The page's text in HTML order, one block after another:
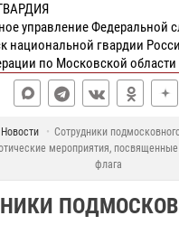
управление Федеральной
национальной гвардии
по Московской области
Новости
Сотрудники
мероприятия,
флага